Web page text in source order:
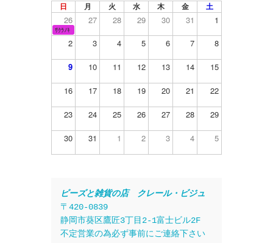
日 月 火 水 木 金 土
26 27 28 29 30 31 1
ｻｸﾗﾉｷ
2 3 4 5 6 7 8
9 10 11 12 13 14 15
16 17 18 19 20 21 22
23 24 25 26 27 28 29
30 31 1 2 3 4 5
ビーズと雑貨の店　クレール・ビジュ
〒420-0839
静岡市葵区鷹匠3丁目2-1富士ビル2F
不定営業の為必ず事前にご連絡下さい